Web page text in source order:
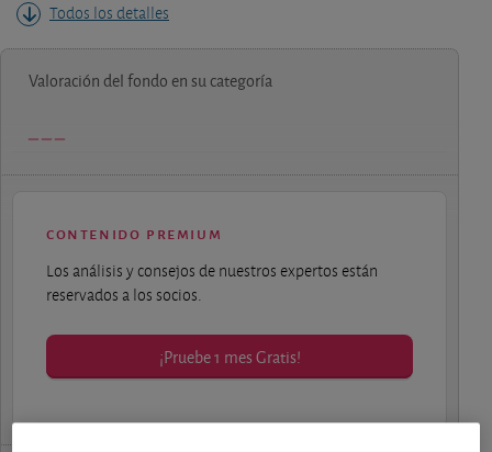
Todos los detalles
Valoración del fondo en su categoría
contenido premium
Los análisis y consejos de nuestros expertos están
reservados a los socios.
¡Pruebe 1 mes Gratis!